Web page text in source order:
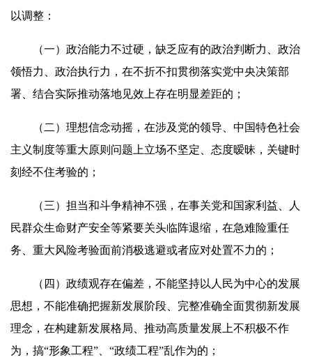
以调整：
（一）政治能力不过硬，缺乏应有的政治判断力、政治
领悟力、政治执行力，在不折不扣贯彻落实党中央决策部
署、结合实际推动落地见效上存在明显差距的；
（二）理想信念动摇，在涉及党的领导、中国特色社会
主义制度等重大原则问题上立场不坚定、态度暧昧，关键时
刻经不住考验的；
（三）担当和斗争精神不强，在事关党和国家利益、人
民群众生命财产安全等紧要关头临阵退缩，在急难险重任
务、重大风险考验面前消极逃避或者应对处置不力的；
（四）政绩观存在偏差，不能坚持以人民为中心的发展
思想，不能准确把握新发展阶段、完整准确全面贯彻新发展
理念，在构建新发展格局、推动高质量发展上不积极不作
为，搞“形象工程”、“政绩工程”乱作为的；